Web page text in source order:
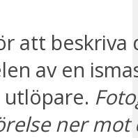
att beskriva
av en
utlöpare.
ner mot